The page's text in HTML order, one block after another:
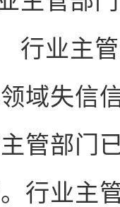
行业主管
域失信
管部门
行业主